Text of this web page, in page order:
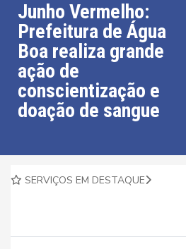
Junho Vermelho:
Prefeitura de Água
Boa realiza grande
ação de
conscientização e
doação de sangue
SERVIÇOS EM DESTAQUE